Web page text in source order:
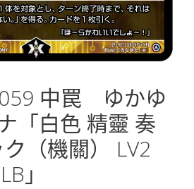
059 中罠 ゆかゆ
「白色 精靈 奏
（機關） LV2
」